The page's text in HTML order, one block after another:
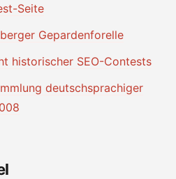
Seite
Gepardenforelle
historischer SEO-Contests
deutschsprachiger